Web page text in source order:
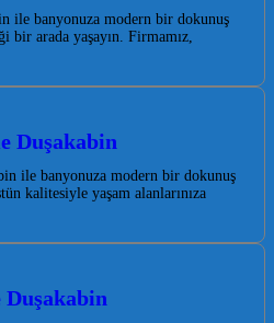
ile banyonuza modern bir dokunuş
bir arada yaşayın. Firmamız,
Duşakabin
ile banyonuza modern bir dokunuş
kalitesiyle yaşam alanlarınıza